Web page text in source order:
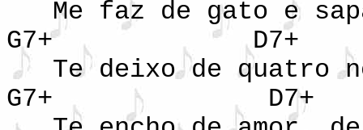
Me faz de gato e
G7+ D7+
Te deixo de quatro
G7+ D7+